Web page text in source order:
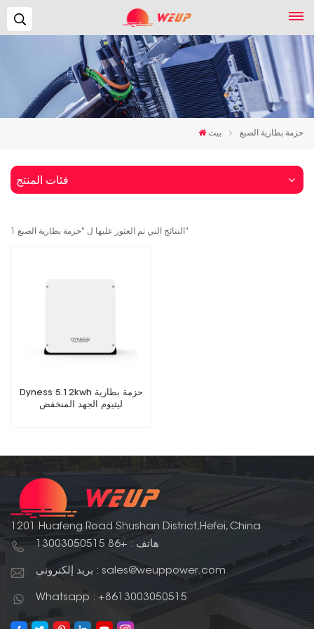
بيت حزمة بطارية الصبغ
فئات المنتج
1 النتائج التي تم العثور عليها ل "حزمة بطارية الصبغ"
Dyness 5.12kwh حزمة بطارية
ليثيوم الجهد المنخفض
1201 Huafeng Road Shushan District,Hefei, China
هاتف : +86 13003050515
بريد إلكتروني : sales@weuppower.com
Whatsapp : +8613003050515